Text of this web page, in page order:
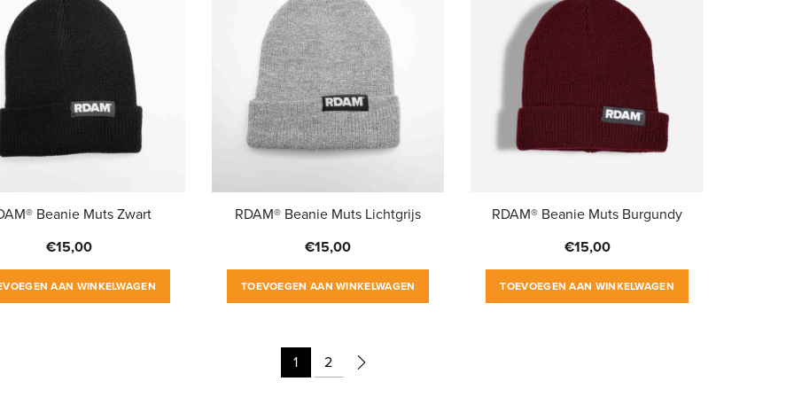
Beanie Muts Zwart
€15,00
AAN WINKELWAGEN
RDAM® Beanie Muts Lichtgrijs
€15,00
TOEVOEGEN AAN WINKELWAGEN
RDAM® Beanie Muts Burgundy
€15,00
TOEVOEGEN AAN WINKELWAGEN
1 2